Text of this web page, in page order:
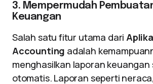
3. Mempermudah
Keuangan
Salah satu fitur utama dari
Accounting adalah
menghasilkan laporan keuangan
otomatis. Laporan seperti